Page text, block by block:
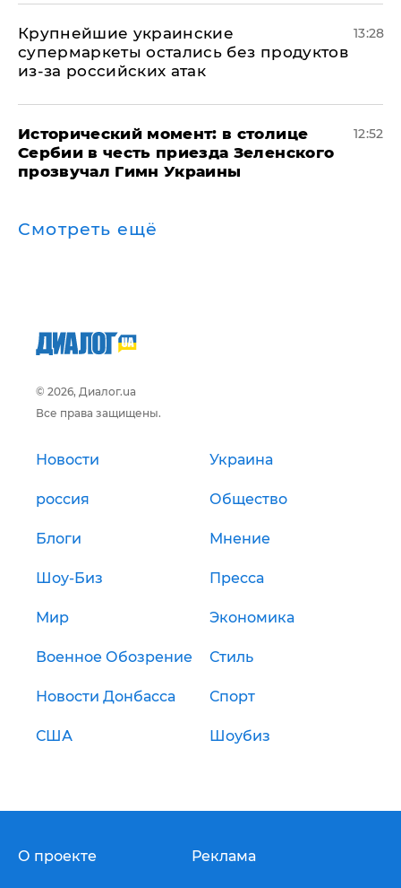
Крупнейшие украинские
супермаркеты остались без продуктов
из-за российских атак
13:28
Исторический момент: в столице
Сербии в честь приезда Зеленского
прозвучал Гимн Украины
12:52
Смотреть ещё
© 2026, Диалог.ua
Все права защищены.
Новости Украина
россия Общество
Блоги Мнение
Шоу-Биз Пресса
Мир Экономика
Военное Обозрение Стиль
Новости Донбасса Спорт
США Шоубиз
О проекте Реклама